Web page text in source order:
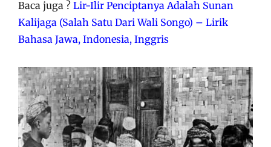
Baca juga ? Lir-Ilir Penciptanya Adalah Sunan
Kalijaga (Salah Satu Dari Wali Songo) – Lirik
Bahasa Jawa, Indonesia, Inggris